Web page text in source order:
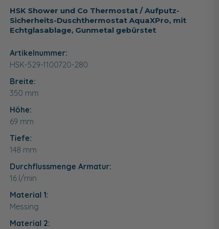
HSK Shower und Co Thermostat / Aufputz-
Sicherheits-Duschthermostat AquaXPro, mit
Echtglasablage, Gunmetal gebürstet
Artikelnummer:
HSK-529-1100720-280
Breite:
350 mm
Höhe:
69 mm
Tiefe:
148 mm
Durchflussmenge Armatur:
16 l/min
Material 1:
Messing
Material 2: